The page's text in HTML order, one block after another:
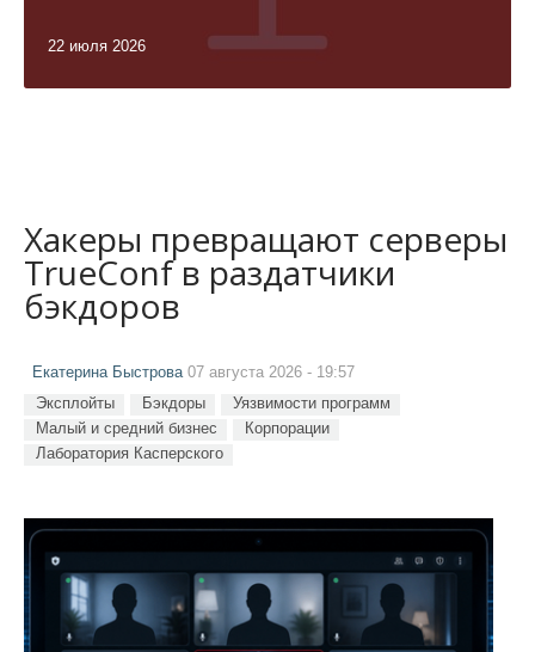
22 июля 2026
Хакеры превращают серверы
TrueConf в раздатчики
бэкдоров
Екатерина Быстрова 07 августа 2026 - 19:57
Эксплойты Бэкдоры
Уязвимости программ
Малый и средний бизнес
Корпорации
Лаборатория Касперского